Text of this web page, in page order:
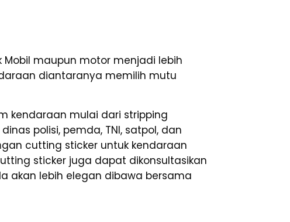
maupun motor menjadi lebih
diantaranya memilih mutu
kendaraan mulai dari stripping
polisi, pemda, TNI, satpol, dan
cutting sticker untuk kendaraan
sticker juga dapat dikonsultasikan
akan lebih elegan dibawa bersama